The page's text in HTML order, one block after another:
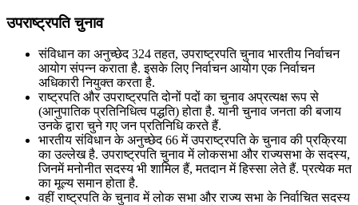
उपराष्ट्रपति चुनाव
संविधान का अनुच्छेद 324 तहत, उपराष्ट्रपति चुनाव भारतीय निर्वाचन
आयोग संपन्न कराता है. इसके लिए निर्वाचन आयोग एक निर्वाचन
अधिकारी नियुक्त करता है.
राष्ट्रपति और उपराष्ट्रपति दोनों पदों का चुनाव अप्रत्यक्ष रूप से
(आनुपातिक प्रतिनिधित्व पद्धति) होता है. यानी चुनाव जनता की बजाय
उनके द्वारा चुने गए जन प्रतिनिधि करते हैं.
भारतीय संविधान के अनुच्छेद 66 में उपराष्ट्रपति के चुनाव की प्रक्रिया
का उल्लेख है. उपराष्ट्रपति चुनाव में लोकसभा और राज्यसभा के सदस्य,
जिनमें मनोनीत सदस्य भी शामिल हैं, मतदान में हिस्सा लेते हैं. प्रत्येक मत
का मूल्य समान होता है.
वहीं राष्ट्रपति के चुनाव में लोक सभा और राज्य सभा के निर्वाचित सदस्य